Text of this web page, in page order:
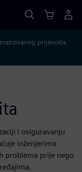
prijevoda.
i osiguravanju
inženjerima
problema prije nego